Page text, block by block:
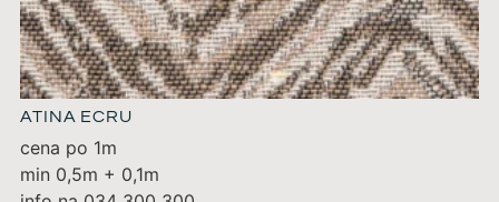
ATINA ECRU
cena po 1m
min 0,5m + 0,1m